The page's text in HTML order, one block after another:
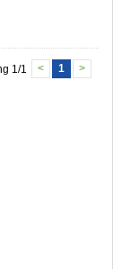
1/1 < 1 >